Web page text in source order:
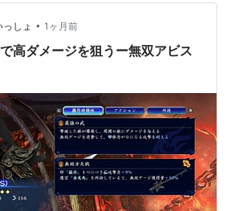
９、メンバーライザ、曹丕、曹操、
の時のダメージがこちら↓ ステータ
ゴウマへのダメージは・・ 2160で
傑の…
しょ • 1ヶ月前
高ダメージを狙うー無双アビス